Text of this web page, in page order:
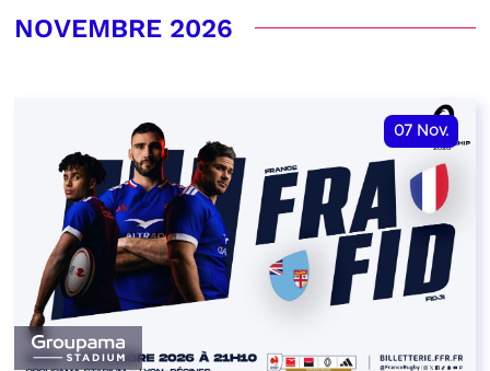
NOVEMBRE 2026
07 Nov.